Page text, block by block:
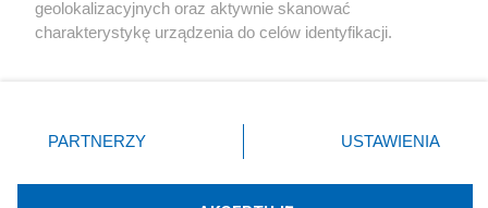
geolokalizacyjnych oraz aktywnie skanować
charakterystykę urządzenia do celów identyfikacji.
zmienić/wycofać klikając przycisk ustawień prywatności
znajdujący się w lewym dolnym rogu strony
rodzaje przetwarzania danych nie wymagają zgody
użytkownika, ale masz prawo sprzeciwić się takiemu
PARTNERZY USTAWIENIA